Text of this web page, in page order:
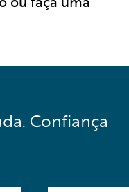
Confiança